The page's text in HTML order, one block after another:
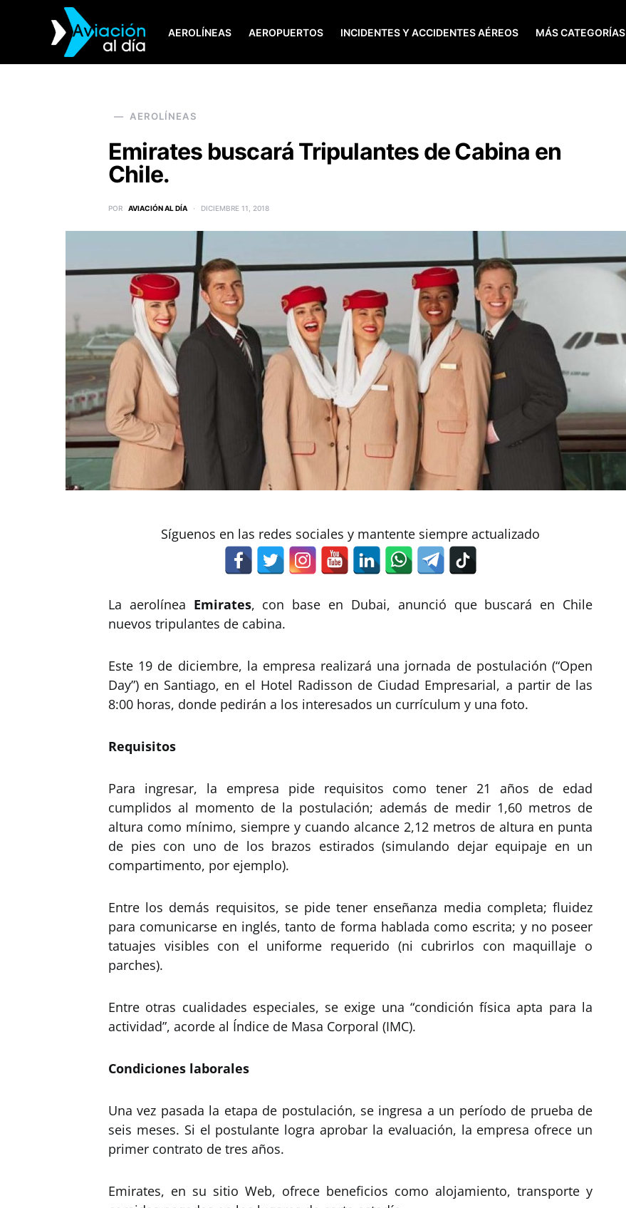
AEROLÍNEAS AEROPUERTOS INCIDENTES Y ACCIDENTES AÉREOS MÁS CATEGORÍAS
SEARCH FOR:
AEROLÍNEAS
Emirates buscará Tripulantes de Cabina en
Chile.
POR AVIACIÓN AL DÍA DICIEMBRE 11, 2018
Síguenos en las redes sociales y mantente siempre actualizado
La aerolínea Emirates, con base en Dubai, anunció que buscará en Chile
nuevos tripulantes de cabina.
Este 19 de diciembre, la empresa realizará una jornada de postulación (“Open
Day”) en Santiago, en el Hotel Radisson de Ciudad Empresarial, a partir de las
8:00 horas, donde pedirán a los interesados un currículum y una foto.
Requisitos
Para ingresar, la empresa pide requisitos como tener 21 años de edad
cumplidos al momento de la postulación; además de medir 1,60 metros de
altura como mínimo, siempre y cuando alcance 2,12 metros de altura en punta
de pies con uno de los brazos estirados (simulando dejar equipaje en un
compartimento, por ejemplo).
Entre los demás requisitos, se pide tener enseñanza media completa; fluidez
para comunicarse en inglés, tanto de forma hablada como escrita; y no poseer
tatuajes visibles con el uniforme requerido (ni cubrirlos con maquillaje o
parches).
Entre otras cualidades especiales, se exige una “condición física apta para la
actividad”, acorde al Índice de Masa Corporal (IMC).
Condiciones laborales
Una vez pasada la etapa de postulación, se ingresa a un período de prueba de
seis meses. Si el postulante logra aprobar la evaluación, la empresa ofrece un
primer contrato de tres años.
Emirates, en su sitio Web, ofrece beneficios como alojamiento, transporte y